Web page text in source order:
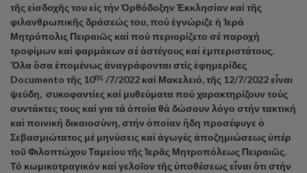
τῆς εἰσδοχῆς του εἰς τήν Ὀρθόδοξην Ἐκκλησίαν καί τῆς
φιλανθρωπικῆς δράσεώς του, πού ἐγνώριζε ἡ Ἱερά
Μητρόπολις Πειραιῶς καί πού περιορίζετο σέ παροχή
τροφίμων καί φαρμάκων σέ ἀστέγους καί ἐμπεριστάτους.
Ὅλα ὅσα ἑπομένως ἀναγράφονται στίς ἐφημερίδες
Documento τῆς 10ης /7/2022 καί Μακελειό, τῆς 12/7/2022 εἶναι
ψεύδη, συκοφαντίες καί μυθεύματα πού χαρακτηρίζουν τούς
συντάκτες τους καί για τά ὁποία θά δώσουν λόγο στήν τακτική
καί ποινική δικαιοσύνη, στήν ὁποίαν ἤδη προσέφυγε ὁ
Σεβασμιώτατος μέ μηνύσεις καί ἀγωγές ἀποζημιώσεως ὑπέρ
τοῦ Φιλοπτώχου Ταμείου τῆς Ἱερᾶς Μητροπόλεως Πειραιῶς.
Τό κωμικοτραγικόν καί γελοῖον τῆς ὑποθέσεως εἶναι ὅτι στήν